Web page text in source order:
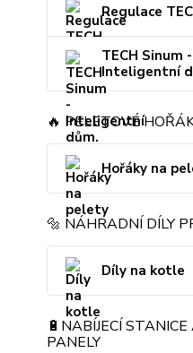
Regulace
TECH Sinum -
Inteligentní
🔥 PELETOVÉ
Hořáky na
🔩 NÁHRADNÍ DÍLY
Díly na kotle
🔋NABÍJECÍ
PANELY